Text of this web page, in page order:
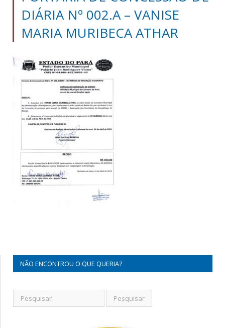
DIÁRIA Nº 002.A – VANISE
MARIA MURIBECA ATHAR
NÃO ENCONTROU O QUE QUERIA?